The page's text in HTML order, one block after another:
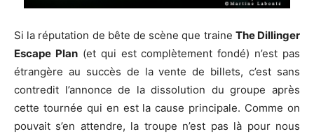
Si la réputation de bête de scène que traine The Dillinger
Escape Plan(et qui est complètement fondé) n’est pas
étrangère au succès de la vente de billets, c’est sans
contredit l’annonce de la dissolution du groupe après
cette tournée qui en est la cause principale. Comme on
pouvait s’en attendre, la troupe n’est pas là pour nous